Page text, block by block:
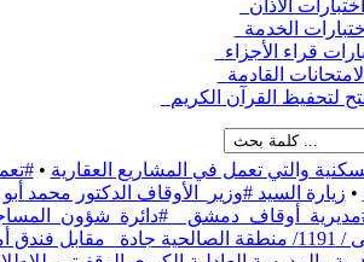
والتي تعمل في المشاريع العقارية •
• زيارة السيد #وزير_الأوقاف الدكتور محمد
#مديرية_أوقاف_دمشق _